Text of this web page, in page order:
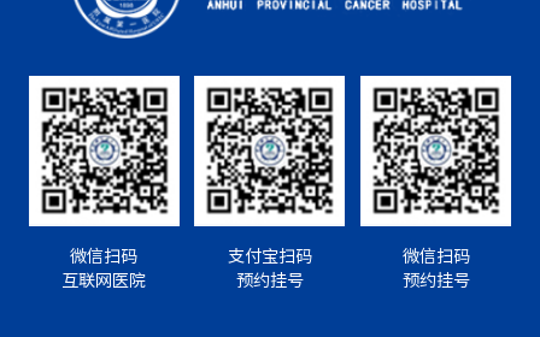
微信扫码
互联网医院
支付宝扫码
预约挂号
微信扫码
预约挂号